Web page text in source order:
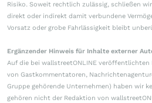
Risiko. Soweit rechtlich zulässig, schließen
direkt oder indirekt damit verbundene
Vorsatz oder grobe Fahrlässigkeit bleibt
Ergänzender Hinweis für Inhalte externer
Auf die bei wallstreetONLINE
von Gastkommentatoren,
Gruppe gehörende Unternehmen) haben wir
gehören nicht der Redaktion von